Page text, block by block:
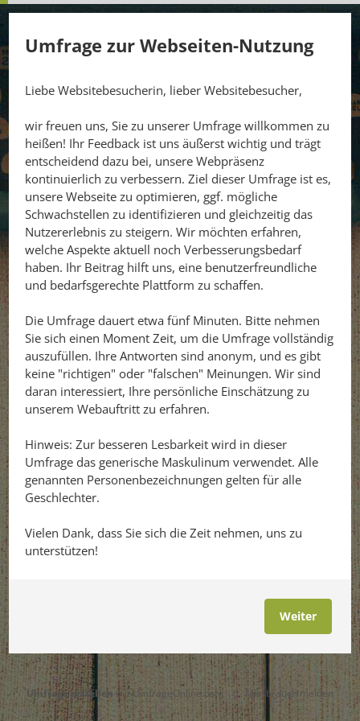
Umfrage zur Webseiten-Nutzung
Liebe Websitebesucherin, lieber Websitebesucher,
wir freuen uns, Sie zu unserer Umfrage willkommen zu
heißen! Ihr Feedback ist uns äußerst wichtig und trägt
entscheidend dazu bei, unsere Webpräsenz
kontinuierlich zu verbessern. Ziel dieser Umfrage ist es,
unsere Webseite zu optimieren, ggf. mögliche
Schwachstellen zu identifizieren und gleichzeitig das
Nutzererlebnis zu steigern. Wir möchten erfahren,
welche Aspekte aktuell noch Verbesserungsbedarf
haben. Ihr Beitrag hilft uns, eine benutzerfreundliche
und bedarfsgerechte Plattform zu schaffen.
Die Umfrage dauert etwa fünf Minuten. Bitte nehmen
Sie sich einen Moment Zeit, um die Umfrage vollständig
auszufüllen. Ihre Antworten sind anonym, und es gibt
keine "richtigen" oder "falschen" Meinungen. Wir sind
daran interessiert, Ihre persönliche Einschätzung zu
unserem Webauftritt zu erfahren.
Hinweis: Zur besseren Lesbarkeit wird in dieser
Umfrage das generische Maskulinum verwendet. Alle
genannten Personenbezeichnungen gelten für alle
Geschlechter.
Vielen Dank, dass Sie sich die Zeit nehmen, uns zu
unterstützen!
Weiter
Umfrage erstellen mit UmfrageOnline.com | Missbrauch melden